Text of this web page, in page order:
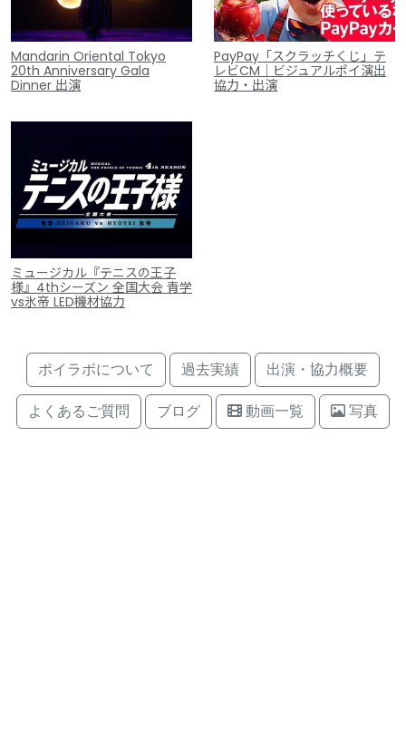
Mandarin Oriental Tokyo
20th Anniversary Gala
Dinner 出演
PayPay「スクラッチくじ」テ
レビCM｜ビジュアルポイ演出
協力・出演
ミュージカル『テニスの王子
様』4thシーズン 全国大会 青学
vs氷帝 LED機材協力
ポイラボについて 過去実績
出演・協力概要
よくあるご質問
ブログ 動画一覧 写真